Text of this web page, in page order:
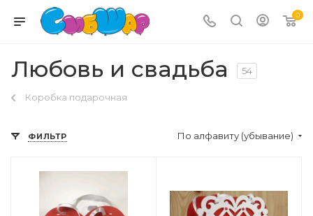
0
Любовь и свадьба 54
Коробка подарочная
ФИЛЬТР По алфавиту (убывание)